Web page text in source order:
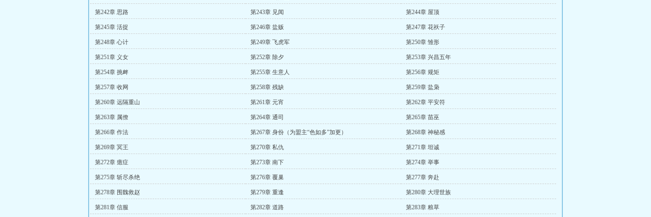
第242章 思路 第243章 见闻 第244章 屋顶
第245章 活捉 第246章 盐贩 第247章 花袄子
第248章 心计 第249章 飞虎军 第250章 雏形
第251章 义女 第252章 除夕 第253章 兴昌五年
第254章 挑衅 第255章 生意人 第256章 规矩
第257章 收网 第258章 残缺 第259章 盐枭
第260章 远隔重山 第261章 元宵 第262章 平安符
第263章 属僚 第264章 通司 第265章 苗巫
第266章 作法 第267章 身份（为盟主“色如多”加更） 第268章 神秘感
第269章 冥王 第270章 私仇 第271章 坦诚
第272章 癔症 第273章 南下 第274章 举事
第275章 斩尽杀绝 第276章 覆巢 第277章 奔赴
第278章 围魏救赵 第279章 重逢 第280章 大理世族
第281章 信服 第282章 道路 第283章 粮草